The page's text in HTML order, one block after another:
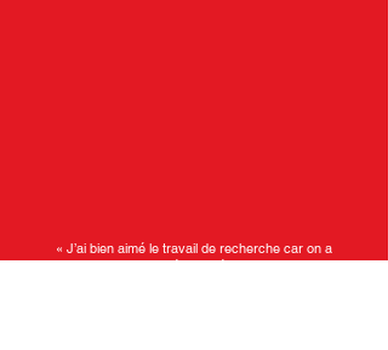
« J’ai bien aimé le travail de recherche car on a
partagé nos idées. »